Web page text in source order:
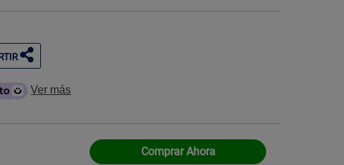
Ver más
Comprar Ahora